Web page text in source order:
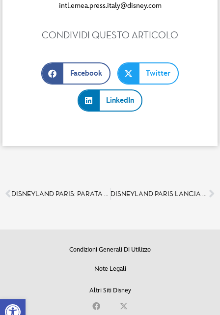
Open toolbar
intl.emea.press.italy@disney.com
CONDIVIDI QUESTO ARTICOLO
Facebook Twitter
LinkedIn
DISNEYLAND PARIS: PARATA DI STAR PER L’EVENTO DI RIAPERTURA DEL DISNEYLAND HOTEL! DISNEYLAND PARIS LANCIA UN NUOVO STRAORDINARIO SPETTACOLO ALICE & THE QUEEN OF HEARTS: BACK TO WONDERLAND
Condizioni Generali Di Utilizzo
Note Legali
Altri Siti Disney